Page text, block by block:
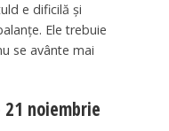
e dificilă și
Ele trebuie
se avânte mai
noiembrie